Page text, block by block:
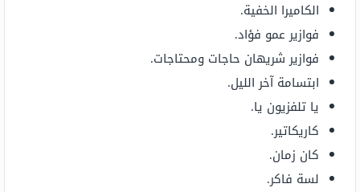
الكاميرا الخفية.
فوازير عمو فؤاد.
فوازير شريهان حاجات ومحتاجات.
ابتسامة آخر الليل.
يا تلفزيون يا.
كاريكاتير.
كان زمان.
لسة فاكر.